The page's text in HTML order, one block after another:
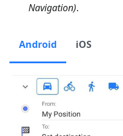
Navigation).
Android iOS